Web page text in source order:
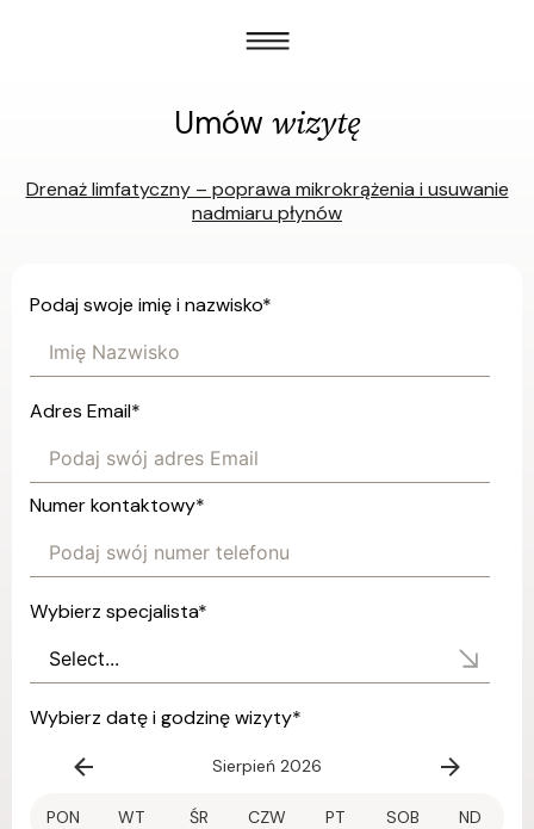
Umów wizytę
Drenaż limfatyczny – poprawa mikrokrążenia i usuwanie
nadmiaru płynów
Podaj swoje imię i nazwisko*
Adres Email*
Numer kontaktowy*
Wybierz specjalista*
Wybierz datę i godzinę wizyty*
Sierpień 2026
PON WT ŚR CZW PT SOB ND